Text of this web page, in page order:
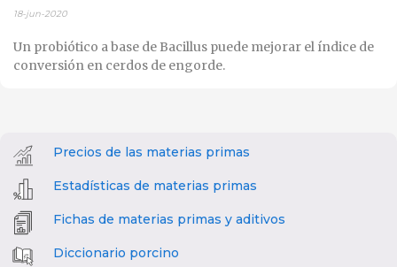
18-jun-2020
Un probiótico a base de Bacillus puede mejorar el índice de
conversión en cerdos de engorde.
Precios de las materias primas
Estadísticas de materias primas
Fichas de materias primas y aditivos
Diccionario porcino